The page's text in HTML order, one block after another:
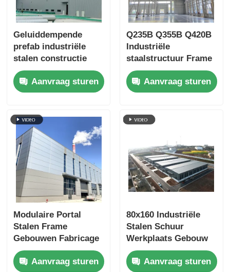
Geluiddempende
prefab industriële
stalen constructie
gebouw magazijn
loods fabricage
Aanvraag sturen
Q235B Q355B Q420B
Industriële
staalstructuur Frame
AISC Standard
CustomAanvraag sturen
Modulaire Portal
Stalen Frame
Gebouwen Fabricage
ALC Wandpaneel
Aangepast
Aanvraag sturen
80x160 Industriële
Stalen Schuur
Werkplaats Gebouw
Sandwichpaneel
Aanvraag sturen